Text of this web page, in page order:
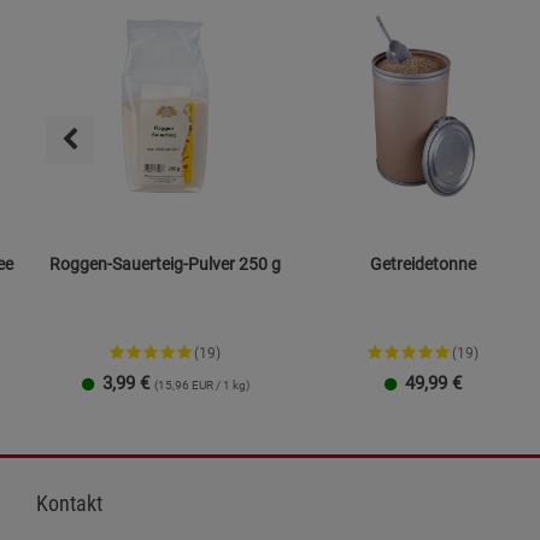
Roggen-Sauerteig-Pulver 250 g
(19)
3,99 € (15,96 EUR / 1 kg)
Getreidetonne
(19)
49,99 €
Kontakt